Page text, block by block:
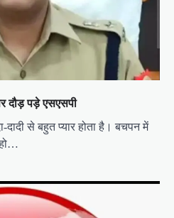
दौड़ पड़े एसएसपी
से बहुत प्यार होता है। बचपन में